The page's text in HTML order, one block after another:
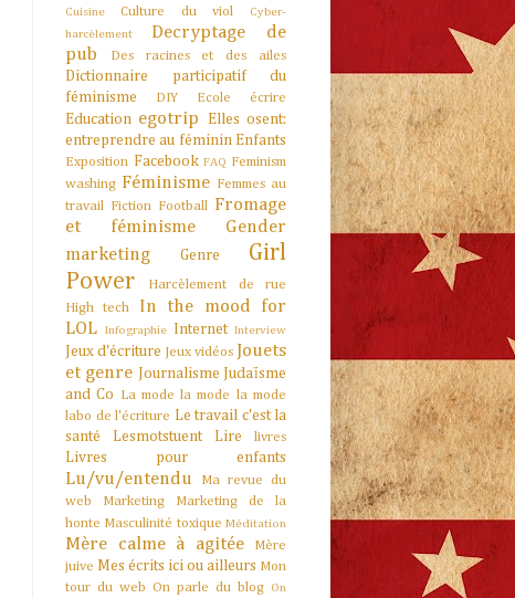
Cuisine Culture du viol
Cyber-
harcèlement
Decryptage de
pub
Des racines et des ailes
Dictionnaire participatif du
féminisme
DIY Ecole écrire
Education egotrip
Elles osent:
entreprendre au féminin Enfants
Exposition Facebook FAQ Feminism
washing Féminisme Femmes au
travail Fiction Football Fromage
et féminisme
Gender
marketing
Genre
Girl
Power
Harcèlement de rue
High tech
In the mood for
LOL
Infographie Internet Interview
Jeux d'écriture Jeux vidéos Jouets
et genre
Journalisme
Judaïsme
and Co
La mode la mode la mode
labo de l'écriture Le travail c'est la
santé
Lesmotstuent Lire livres
Livres pour enfants
Lu/vu/entendu
Ma revue du
web
Marketing
Marketing de la
honte Masculinité toxique Méditation
Mère calme à agitée
Mère
juive Mes écrits ici ou ailleurs Mon
tour du web On parle du blog
On